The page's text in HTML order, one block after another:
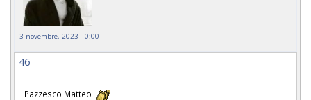
3 novembre, 2023 - 0:00
46
Pazzesco Matteo